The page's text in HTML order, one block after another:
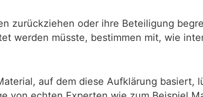
zurückziehen oder ihre Beteiligung
werden müsste, bestimmen mit, wie
auf dem diese Aufklärung basiert,